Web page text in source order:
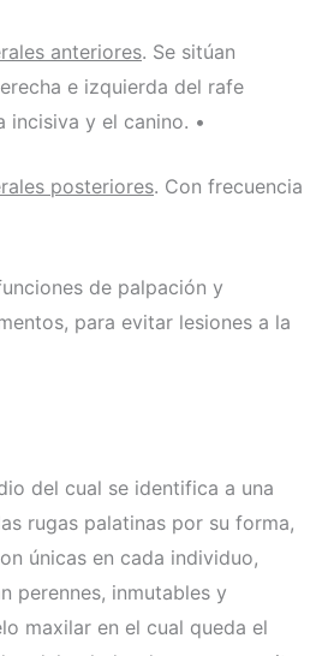
anteriores. Se sitúan
e izquierda del rafe
incisiva y el canino. •
posteriores. Con frecuencia
de palpación y
para evitar lesiones a la
del cual se identifica a una
rugas palatinas por su forma,
únicas en cada individuo,
perennes, inmutables y
maxilar en el cual queda el